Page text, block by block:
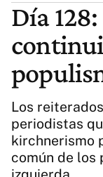
Cultura
Internacional
CARAS
Videos
Business
Exitoina
Diario del Juicio
Día
Los
periodistas
kirchnerismo
común de los